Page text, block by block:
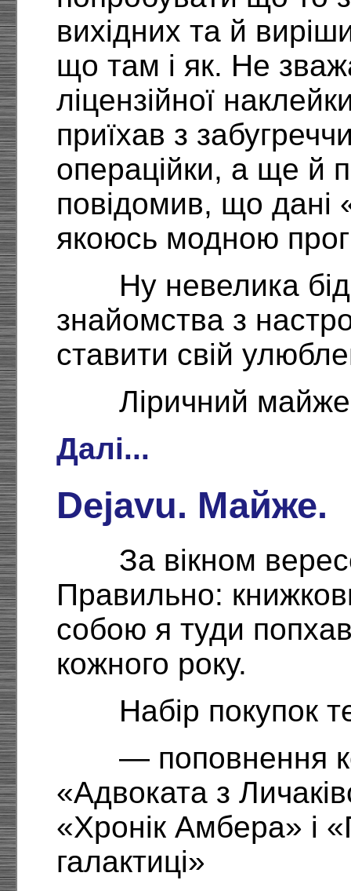
вихідних та й
що там і як. Не
ліцензійної
приїхав з
операційки, а ще й
повідомив, що дані
якоюсь модною
Ну невелика
знайомства з
ставити свій
Ліричний майже
Далі...
Dejavu. Майже.
За вікном
Правильно:
собою я туди
кожного року.
Набір покупок
— поповнення
«Адвоката з
«Хронік Амбера» і
галактиці»